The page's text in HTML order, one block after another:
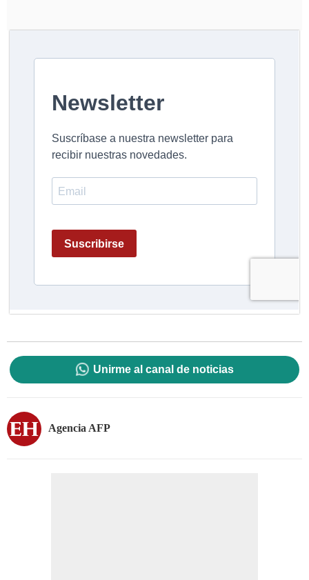
Unirme al canal de noticias
Agencia AFP